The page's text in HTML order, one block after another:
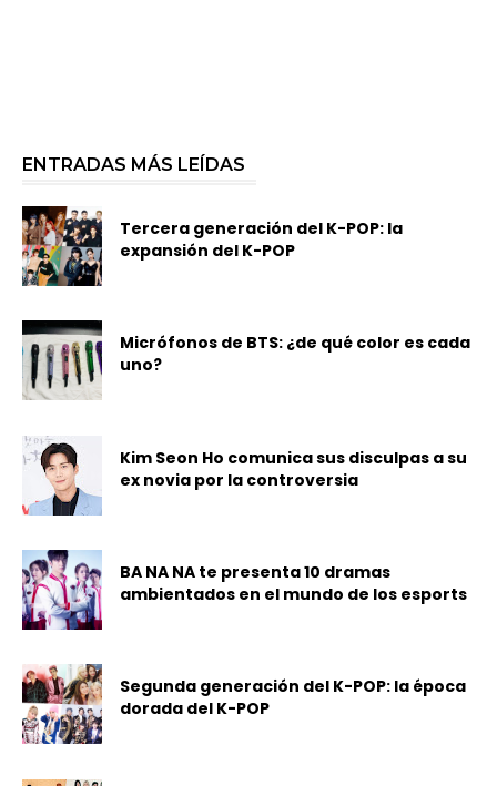
ENTRADAS MÁS LEÍDAS
Tercera generación del K-POP: la
expansión del K-POP
Micrófonos de BTS: ¿de qué color es cada
uno?
Kim Seon Ho comunica sus disculpas a su
ex novia por la controversia
BA NA NA te presenta 10 dramas
ambientados en el mundo de los esports
Segunda generación del K-POP: la época
dorada del K-POP